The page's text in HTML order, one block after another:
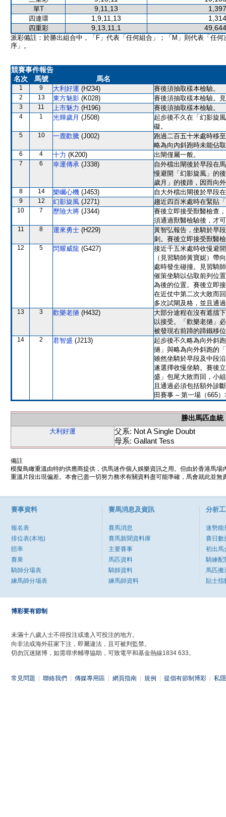
單T 9,11,13
四連環 1,9,11,13
四重彩 9,13,11,1
派彩備註：於勝出組合中，「F」代表「任何組合」；「M」則代表「任何
序」。
競賽事件報告
名次
馬號 馬名
1 9 大利好運 (H234) 賽後須抽取樣本檢驗。
2 13 東方魅影 (K028) 賽後須抽取樣本檢驗。
3 11 上市魅力 (H196) 賽後須抽取樣本檢驗。
4 1 光輝歲月 (J508)
起步後不久在「幻影旋
礙。
5 10 一鹿歡騰 (J002)
跑過二百五十米處時移
略為向內斜跑時未能佔
6 4 十力 (K200) 出閘僅屬一般。
7 6 幸運傳承 (J338)
自外檔出閘後於早段在
慢避開「幻影旋風」的
歲月」的後蹄，因而向
8 14 樂矚心機 (J453) 自大外檔出閘後於早段
9 12 幻影旋風 (J271) 趨近四百米處時在緊貼
10 7 歷險大將 (J344)
賽後立即接受獸醫檢查
須通過獸醫檢驗後，才
11 8 運來勇士 (H229)
黃智弘報告，坐騎於早
刺。賽後立即接受獸醫
12 5 閃耀威龍 (G427)
接近千五米處時收慢避
（見習騎師黃寶妮）帶
處時發生碰撞。見習騎
催策坐騎以佔取前列位
為後的位置。賽後立即
在近仗中第二次大敗而
多次試閘及格，並且通
13 3 歡樂老撾 (H432)
大部分途程在沒有遮擋
以接受。「歡樂老撾」
被發現右前蹄的蹄鐵移
14 2 君智盛 (J213)
起步後不久略為向外斜
撾」與略為向外斜跑的
雖然坐騎於早段及中段
遂選擇收慢坐騎。賽後
盛」包尾大敗而回，小
且通過必須包括額外診
田賽事 – 第一場（665
勝出馬匹血統
大利好運
父系: Not A Single Doubt
母系: Gallant Tess
備註
模擬鳥瞰重溫由特約供應商提供，供馬迷作個人娛樂資訊之用。但由於香港馬
重溫片段出現偏差。本會已盡一切努力務求有關資料盡可能準確，馬會就此並
賽事資料
報名表
排位表(本地)
賠率
賽果
騎師分場表
練馬師分場表
賽馬消息及資訊
賽馬消息
賽馬新聞資料庫
主要賽事
馬匹資料
騎師資料
練馬師資料
分析
速勢能
賽日數
初出馬
騎練配
馬匹搬
貼士指
博彩要有節制
未滿十八歲人士不得投注或進入可投注的地方。
向非法或海外莊家下注，即屬違法，且可被判監禁。
切勿沉迷賭博，如需尋求輔導協助，可致電平和基金熱線1834 633。
常見問題 聯絡我們 傳媒專用區 網頁指南 規例 提倡有節制博彩 私